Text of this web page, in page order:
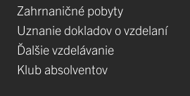
Zahrnaničné pobyty
Uznanie dokladov o vzdelaní
Ďalšie vzdelávanie
Klub absolventov